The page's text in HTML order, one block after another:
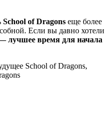
School of Dragons еще более
Если вы давно хотели
лучшее время для начала
School of Dragons,